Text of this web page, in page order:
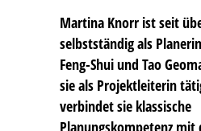
Martina Knorr ist seit
selbstständig als
Feng-Shui und Tao
sie als Projektleiterin
verbindet sie klassische
Planungskompetenz mit